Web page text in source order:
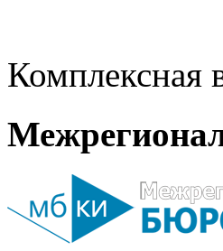
Комплексная